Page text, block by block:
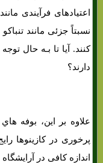
اعتیادهای فرآیندی
نسبتاً جزئی مانند
کنند. آیا تا بـه حال
دارند؟
علاوه بر این، بوفه
پرخوری در کازینوها
اندازه کافی در